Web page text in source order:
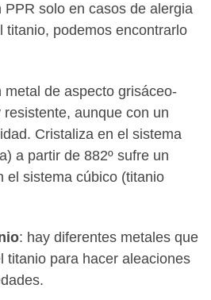
PPR solo en casos de alergia
titanio, podemos encontrarlo
metal de aspecto grisáceo-
aunque con un
Cristaliza en el sistema
a partir de 882º sufre un
el sistema cúbico (titanio
: hay diferentes metales que
titanio para hacer aleaciones